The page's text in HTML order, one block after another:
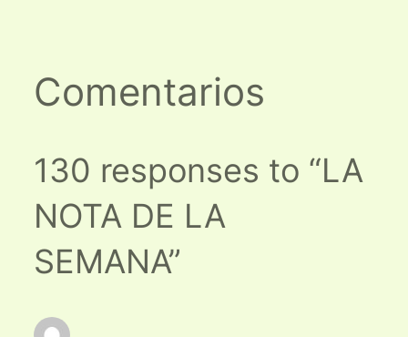
Comentarios
130 responses to “LA
NOTA DE LA
SEMANA”